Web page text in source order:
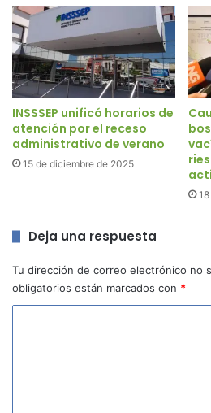
INSSSEP unificó horarios de
atención por el receso
administrativo de verano
15 de diciembre de 2025
Deja una respuesta
Tu dirección de correo electrónico no
obligatorios están marcados con *